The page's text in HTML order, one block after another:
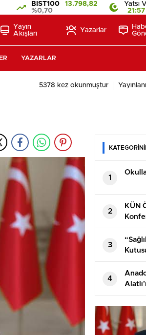
BIST100
13.798,82
%0,70
Yatsı
21:57
Yayın
Akışları
Yazarlar
YAZARLAR
5378 kez okunmuştur
1
2
KÜN
3
4